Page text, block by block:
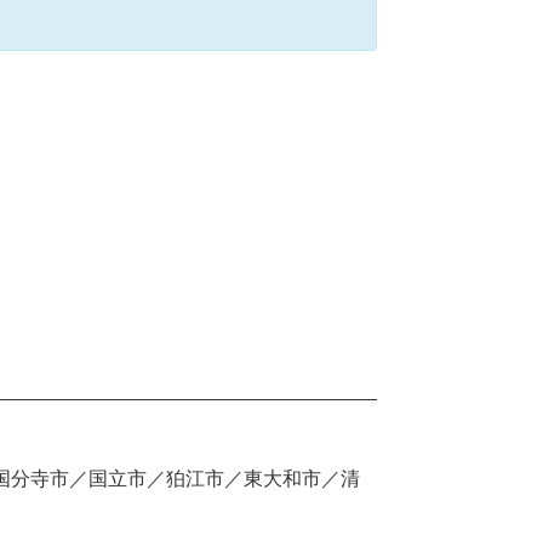
寺市／国立市／狛江市／東大和市／清